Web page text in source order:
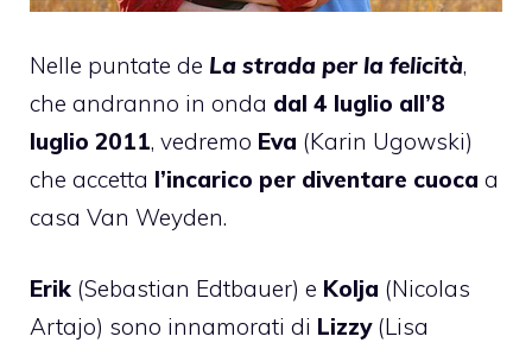
Nelle puntate de La strada per la felicità,
che andranno in onda dal 4 luglio all’8
luglio 2011, vedremo Eva (Karin Ugowski)
che accetta l’incarico per diventare cuoca a
casa Van Weyden.
Erik (Sebastian Edtbauer) e Kolja (Nicolas
Artajo) sono innamorati di Lizzy (Lisa